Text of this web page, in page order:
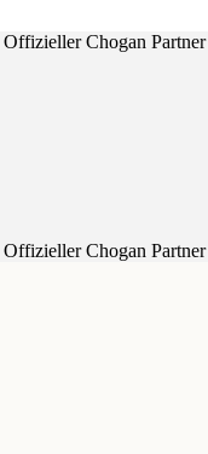
Offizieller Chogan Partner
Offizieller Chogan Partner